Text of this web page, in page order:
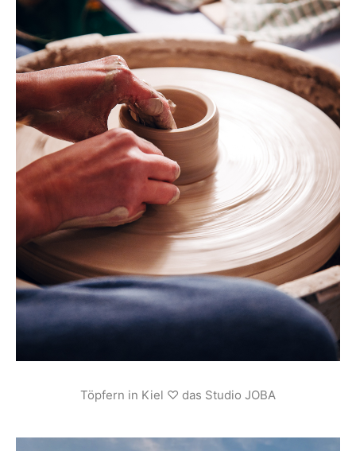
Töpfern in Kiel ♡ das Studio JOBA